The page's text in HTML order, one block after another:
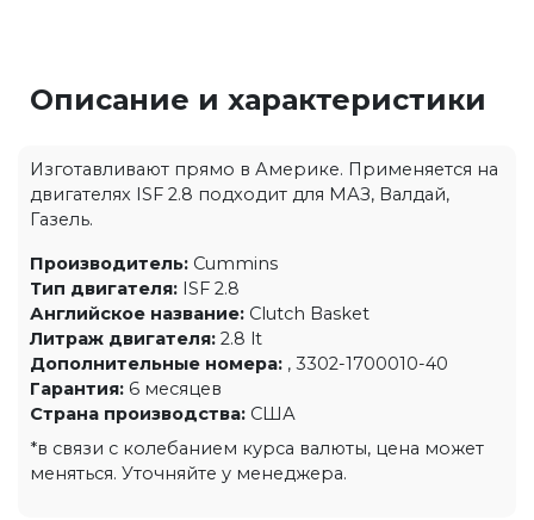
Описание и характеристики
Изготавливают прямо в Америке. Применяется на
двигателях ISF 2.8 подходит для МАЗ, Валдай,
Газель.
Производитель: Cummins
Тип двигателя: ISF 2.8
Английское название: Clutch Basket
Литраж двигателя: 2.8 lt
Дополнительные номера: , 3302-1700010-40
Гарантия: 6 месяцев
Страна производства: США
*в связи с колебанием курса валюты, цена может
меняться. Уточняйте у менеджера.